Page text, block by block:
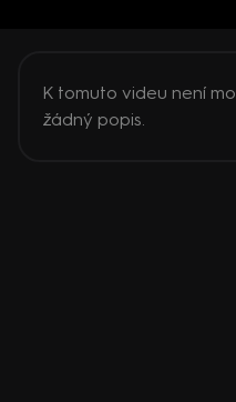
K tomuto videu není
žádný popis.